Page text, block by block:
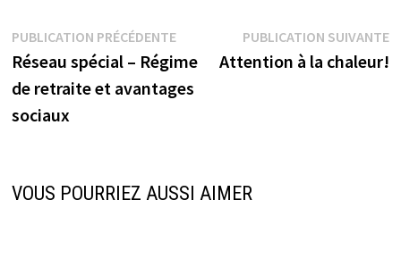
Navigation
de
l’article
PUBLICATION PRÉCÉDENTEPublication
précédente :
Réseau spécial – Régime
de retraite et avantages
sociaux
PUBLICATION SUIVANTE
Attention à la chaleur!
VOUS POURRIEZ AUSSI AIMER